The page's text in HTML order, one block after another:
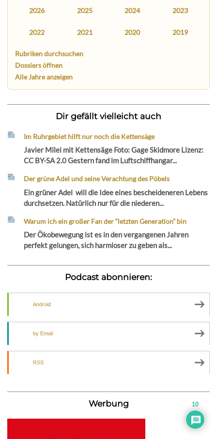
2026 2025 2024 2023
2022 2021 2020 2019
Rubriken durchsuchen
Dossiers öffnen
Alle Jahre anzeigen
Dir gefällt vielleicht auch
Im Ruhrgebiet hilft nur noch die Kettensäge
Javier Milei mit Kettensäge Foto: Gage Skidmore Lizenz:
CC BY-SA 2.0 Gestern fand im Luftschiffhangar...
Der grüne Adel und seine Verachtung des Pöbels
Ein grüner Adel will die Idee eines bescheideneren Lebens
durchsetzen. Natürlich nur für die niederen...
Warum ich ein großer Fan der “letzten Generation” bin
Der Ökobewegung ist es in den vergangenen Jahren
perfekt gelungen, sich harmloser zu geben als...
Podcast abonnieren:
Android
by Email
RSS
Werbung 10